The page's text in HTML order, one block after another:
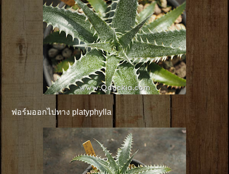
ฟอร์มออกไปทาง platyphylla